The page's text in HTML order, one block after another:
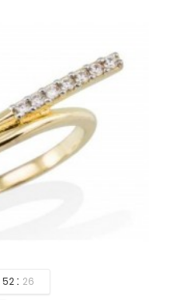
52 : 24